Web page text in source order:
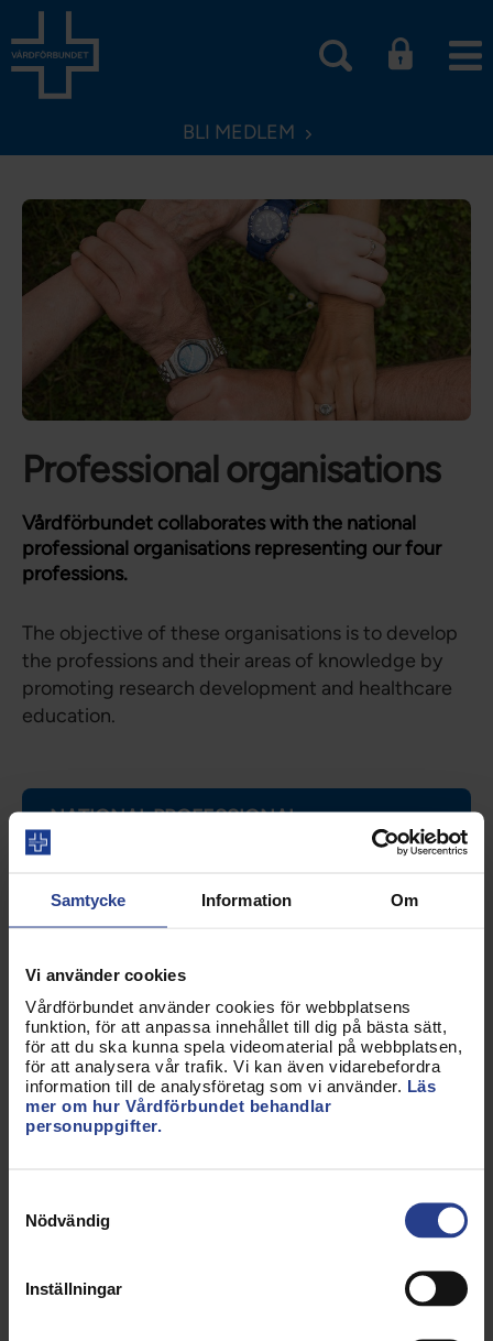
Samtycke Information Om
Vi använder cookies
Vårdförbundet använder cookies för webbplatsens
funktion, för att anpassa innehållet till dig på bästa sätt,
för att du ska kunna spela videomaterial på webbplatsen,
för att analysera vår trafik. Vi kan även vidarebefordra
information till de analysföretag som vi använder. Läs
mer om hur Vårdförbundet behandlar
personuppgifter.
Nödvändig
Inställningar
BLI MEDLEM
Professional organisations
Vårdförbundet collaborates with the national
professional organisations representing our four
professions.
The objective of these organisations is to develop
the professions and their areas of knowledge by
promoting research development and healthcare
education.
NATIONAL PROFESSIONAL
ORGANISATIONS
The Swedish Institute for Biomedical
Radiographers
The Swedish Society of Nursing
Kategorier:
Om Vårdförbundet
Dela sidan: